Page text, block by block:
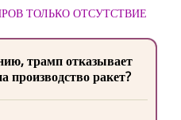
ТОЛЬКО ОТСУТСТВИЕ
трамп отказывает
ракет?